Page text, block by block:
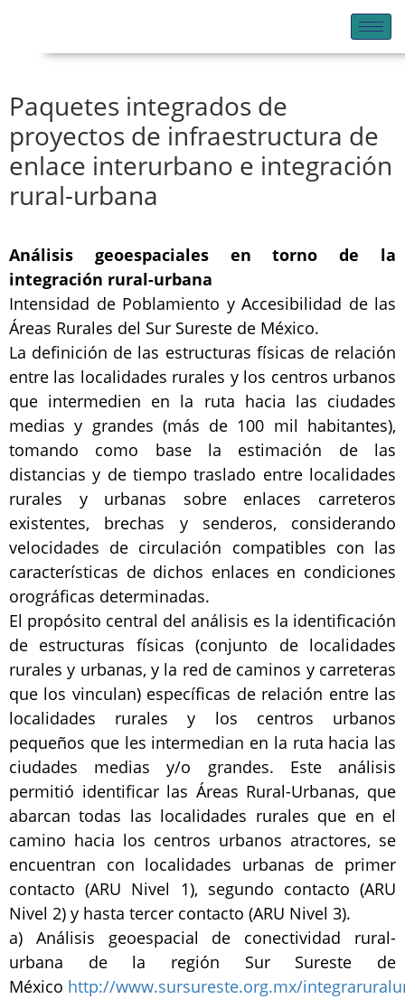
Paquetes integrados de
proyectos de infraestructura de
enlace interurbano e integración
rural-urbana
Análisis geoespaciales en torno de la
integración rural-urbana
Intensidad de Poblamiento y Accesibilidad de las
Áreas Rurales del Sur Sureste de México.
La definición de las estructuras físicas de relación
entre las localidades rurales y los centros urbanos
que intermedien en la ruta hacia las ciudades
medias y grandes (más de 100 mil habitantes),
tomando como base la estimación de las
distancias y de tiempo traslado entre localidades
rurales y urbanas sobre enlaces carreteros
existentes, brechas y senderos, considerando
velocidades de circulación compatibles con las
características de dichos enlaces en condiciones
orográficas determinadas.
El propósito central del análisis es la identificación
de estructuras físicas (conjunto de localidades
rurales y urbanas, y la red de caminos y carreteras
que los vinculan) específicas de relación entre las
localidades rurales y los centros urbanos
pequeños que les intermedian en la ruta hacia las
ciudades medias y/o grandes. Este análisis
permitió identificar las Áreas Rural-Urbanas, que
abarcan todas las localidades rurales que en el
camino hacia los centros urbanos atractores, se
encuentran con localidades urbanas de primer
contacto (ARU Nivel 1), segundo contacto (ARU
Nivel 2) y hasta tercer contacto (ARU Nivel 3).
a) Análisis geoespacial de conectividad rural-
urbana de la región Sur Sureste de
México http://www.sursureste.org.mx/